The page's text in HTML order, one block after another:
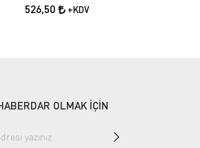
526,50 +KDV
OLMAK İÇİN